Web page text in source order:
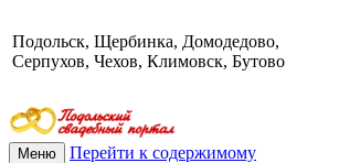
Подольск, Щербинка, Домодедово,
Серпухов, Чехов, Климовск, Бутово
Меню Перейти к содержимому